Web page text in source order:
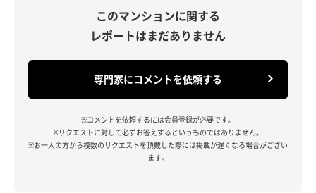
このマンションに関する
レポートはまだありません
専門家にコメントを依頼する
※コメントを依頼するには会員登録が必要です。
※リクエストに対して必ずお答えするというものではありません。
※お一人の方から複数のリクエストを頂戴した際には掲載が遅くなる場合がござい
ます。